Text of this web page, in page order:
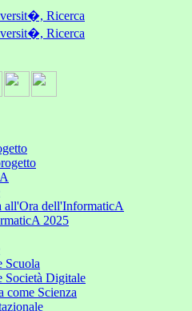
all'Ora dell'InformaticA
2025
Scuola
Società Digitale
come Scienza